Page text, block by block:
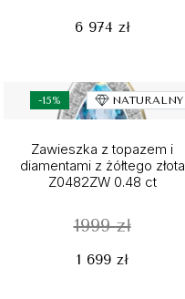
6 974 zł
-15% NATURALNY
Zawieszka z topazem i
diamentami z żółtego złota
Z0482ZW 0.48 ct
1999 zł
1 699 zł